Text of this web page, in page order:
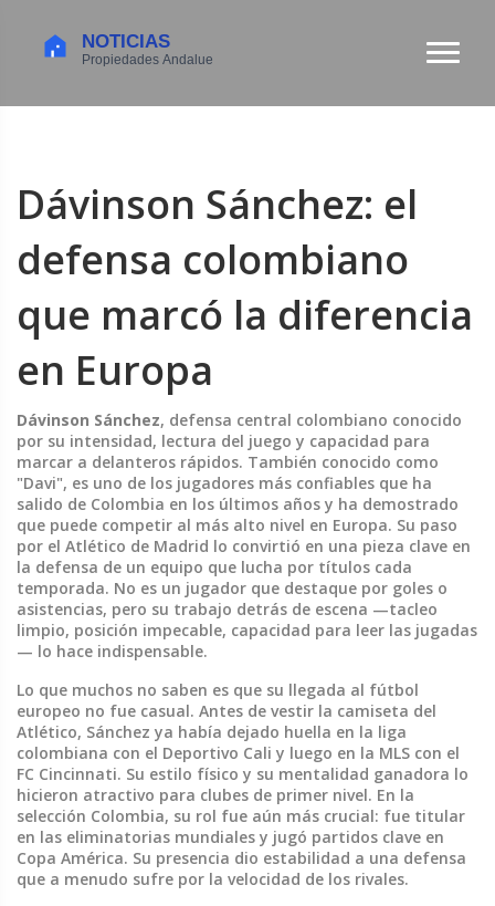
Dávinson Sánchez: el
defensa colombiano
que marcó la diferencia
en Europa
Dávinson Sánchez, defensa central colombiano conocido
por su intensidad, lectura del juego y capacidad para
marcar a delanteros rápidos. También conocido como
"Davi", es uno de los jugadores más confiables que ha
salido de Colombia en los últimos años y ha demostrado
que puede competir al más alto nivel en Europa. Su paso
por el Atlético de Madrid lo convirtió en una pieza clave en
la defensa de un equipo que lucha por títulos cada
temporada. No es un jugador que destaque por goles o
asistencias, pero su trabajo detrás de escena —tacleo
limpio, posición impecable, capacidad para leer las jugadas
— lo hace indispensable.
Lo que muchos no saben es que su llegada al fútbol
europeo no fue casual. Antes de vestir la camiseta del
Atlético, Sánchez ya había dejado huella en la liga
colombiana con el Deportivo Cali y luego en la MLS con el
FC Cincinnati. Su estilo físico y su mentalidad ganadora lo
hicieron atractivo para clubes de primer nivel. En la
selección Colombia, su rol fue aún más crucial: fue titular
en las eliminatorias mundiales y jugó partidos clave en
Copa América. Su presencia dio estabilidad a una defensa
que a menudo sufre por la velocidad de los rivales.